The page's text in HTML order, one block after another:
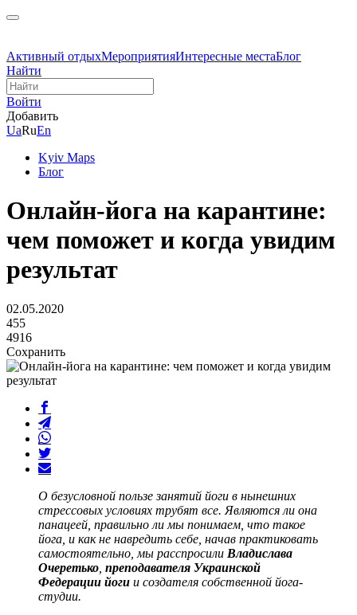
Активный отдыхМероприятияИнтересные местаБлог
Найти
Войти
Добавить
UaRuEn
Kyiv Maps
Блог
Онлайн-йога на карантине:
чем поможет и когда увидим
результат
02.05.2020
455
4916
Сохранить
О безусловной пользе занятий йоги в нынешних
стрессовых условиях трубят все. Являются ли она
панацеей, правильно ли мы понимаем, что такое
йога, и как не навредить себе, начав практиковать
самостоятельно, мы расспросили Владислава
Очеретько преподавателя Украинской
Федерации йоги и создателя собственной йога-
студии.